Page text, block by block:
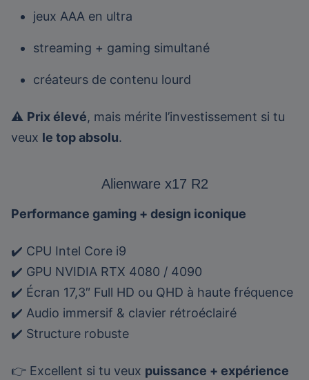
jeux AAA en ultra
streaming + gaming simultané
créateurs de contenu lourd
⚠️ Prix élevé, mais mérite l’investissement si tu
veux le top absolu.
Alienware x17 R2
Performance gaming + design iconique
✔️ CPU Intel Core i9
✔️ GPU NVIDIA RTX 4080 / 4090
✔️ Écran 17,3″ Full HD ou QHD à haute fréquence
✔️ Audio immersif & clavier rétroéclairé
✔️ Structure robuste
👉 Excellent si tu veux puissance + expérience